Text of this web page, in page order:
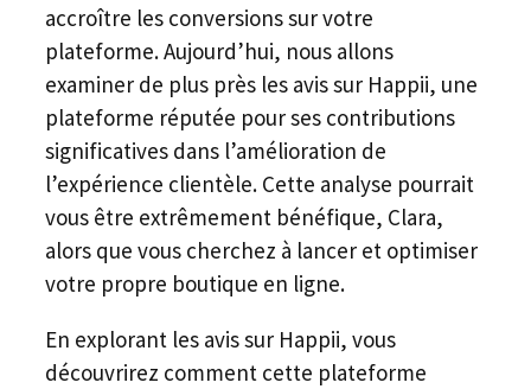
accroître les conversions sur votre
plateforme. Aujourd’hui, nous allons
examiner de plus près les avis sur Happii, une
plateforme réputée pour ses contributions
significatives dans l’amélioration de
l’expérience clientèle. Cette analyse pourrait
vous être extrêmement bénéfique, Clara,
alors que vous cherchez à lancer et optimiser
votre propre boutique en ligne.
En explorant les avis sur Happii, vous
découvrirez comment cette plateforme